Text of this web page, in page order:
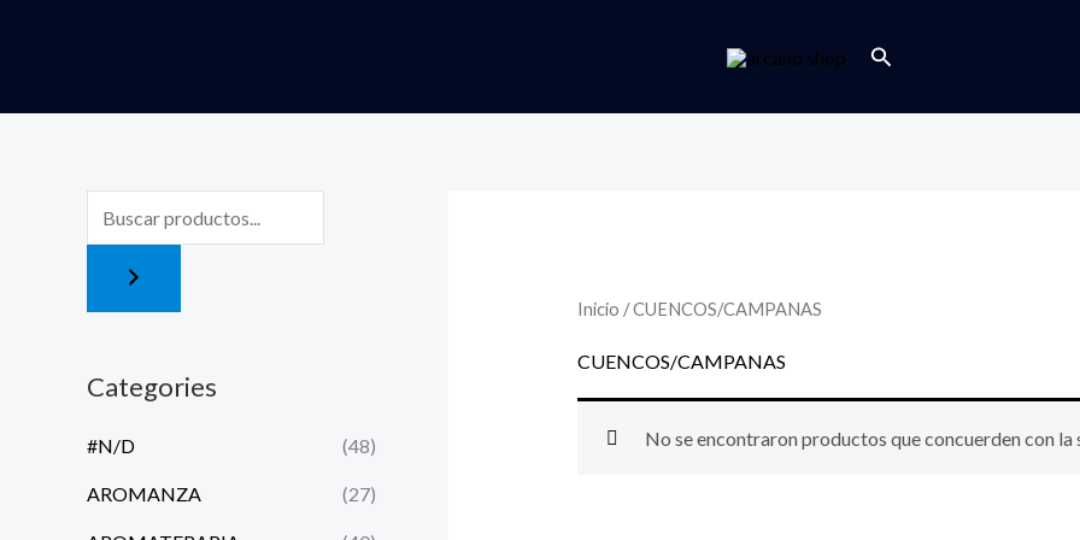
Buscar
Categories
#N/D (48)
AROMANZA (27)
Inicio / CUENCOS/CAMPANAS
CUENCOS/CAMPANAS
No se encontraron productos que concuerden con la